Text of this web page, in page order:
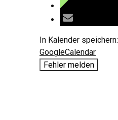
In Kalender speichern:
GoogleCalendar
Fehler melden